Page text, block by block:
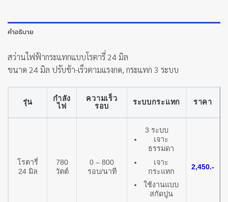
คำอธิบาย
สว่านไฟฟ้ากระแทกแบบโรตารี่ 24 มิล
ขนาด 24 มิล ปรับช้า-เร็วตามแรงกด, กระแทก 3 ระบบ
รุ่น
กำลัง
ไฟ
ความเร็ว
รอบ
ระบบกระแทก ราคา
โรตารี่
24 มิล
780
วัตต์
0 – 800
รอบ/นาที
3 ระบบ
เจาะ
ธรรมดา
เจาะ
กระแทก
ใช้งานแบบ
สกัดปูน
2,450.-